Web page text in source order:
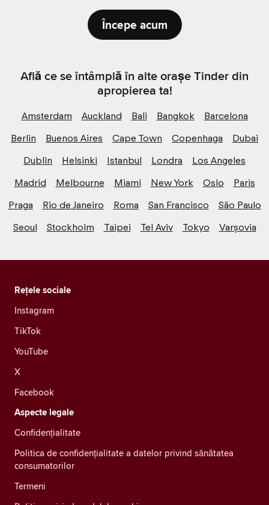
Începe acum
Află ce se întâmplă în alte orașe Tinder din
apropierea ta!
Amsterdam Auckland Bali Bangkok
Barcelona
Berlin
Buenos Aires Cape Town Copenhaga
Dubai
Dublin
Helsinki Istanbul Londra
Los Angeles
Madrid
Melbourne Miami New York Oslo
Paris
Praga
Rio de Janeiro Roma San Francisco
São Paulo
Seoul
Stockholm Taipei Tel Aviv Tokyo Varșovia
Rețele sociale
Instagram
TikTok
YouTube
X
Facebook
Aspecte legale
Confidenţialitate
Politica de confidențialitate a datelor privind sănătatea
consumatorilor
Termeni